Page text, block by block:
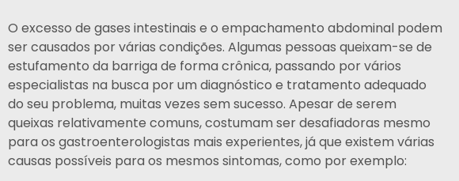
O excesso de gases intestinais e o empachamento abdominal podem
ser causados por várias condições. Algumas pessoas queixam-se de
estufamento da barriga de forma crônica, passando por vários
especialistas na busca por um diagnóstico e tratamento adequado
do seu problema, muitas vezes sem sucesso. Apesar de serem
queixas relativamente comuns, costumam ser desafiadoras mesmo
para os gastroenterologistas mais experientes, já que existem várias
causas possíveis para os mesmos sintomas, como por exemplo: